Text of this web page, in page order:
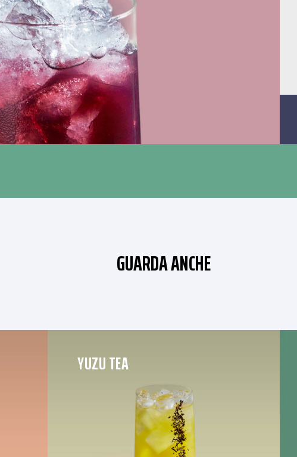
GUARDA ANCHE
YUZU TEA